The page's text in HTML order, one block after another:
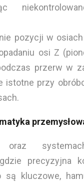
pozycji w
osi Z
przerw w
istotne przy
precyzyjna
są kluczowe,